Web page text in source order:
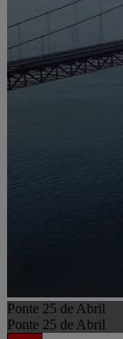
Ponte 25 de Abril
Ponte 25 de Abril